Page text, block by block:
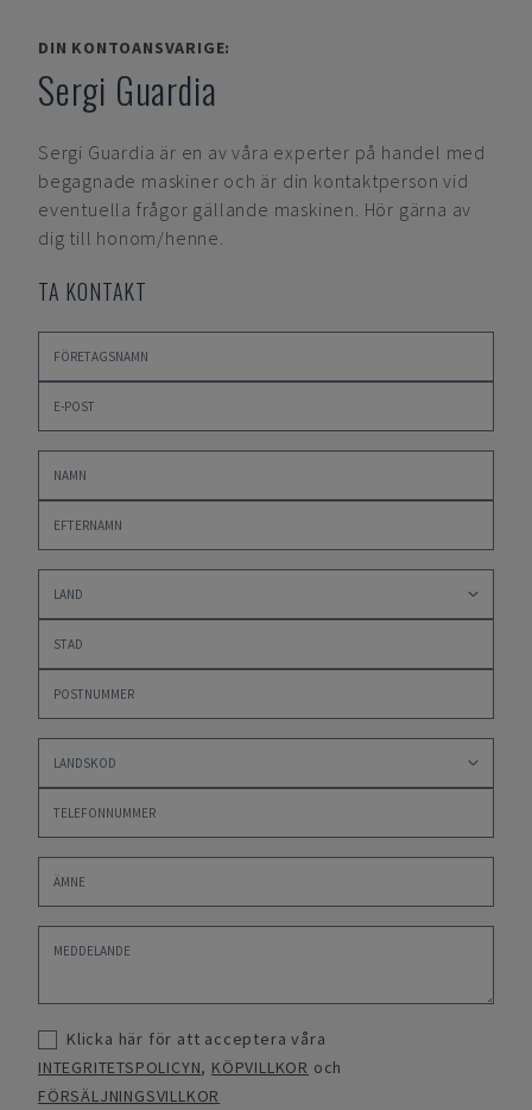
DIN KONTOANSVARIGE:
Sergi Guardia
Sergi Guardia är en av våra experter på handel med
begagnade maskiner och är din kontaktperson vid
eventuella frågor gällande maskinen. Hör gärna av
dig till honom/henne.
TA KONTAKT
Klicka här för att acceptera våra
INTEGRITETSPOLICYN, KÖPVILLKOR och
FÖRSÄLJNINGSVILLKOR